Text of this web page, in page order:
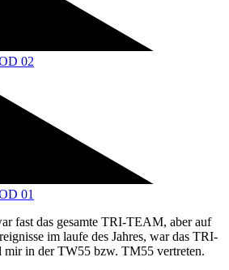
fast das gesamte TRI-TEAM, aber auf
im laufe des Jahres, war das TRI-
in der TW55 bzw. TM55 vertreten.